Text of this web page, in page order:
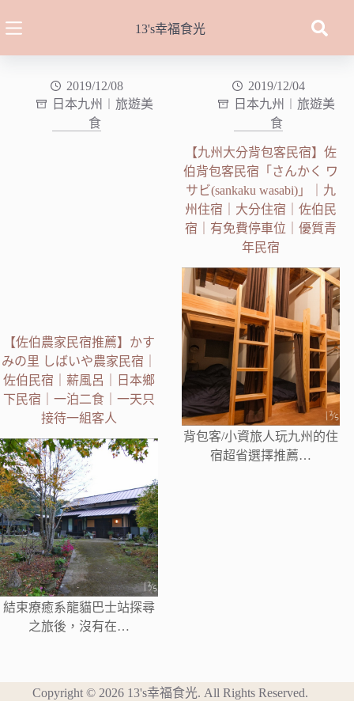
至
13's幸福食光
2019/12/08
日本九州︱旅遊美
食
【佐伯農家民宿推薦】かす
みの里 しばいや農家民宿｜
佐伯民宿｜薪風呂｜日本鄉
下民宿｜一泊二食｜一天只
接待一組客人
結束療癒系龍貓巴士站探尋
之旅後，沒有在…
2019/12/04
日本九州︱旅遊美
食
【九州大分背包客民宿】佐
伯背包客民宿「さんかく ワ
サビ(sankaku wasabi)」｜九
州住宿｜大分住宿｜佐伯民
宿｜有免費停車位｜優質青
年民宿
背包客/小資旅人玩九州的住
宿超省選擇推薦…
Copyright © 2026 13's幸福食光. All Rights Reserved.